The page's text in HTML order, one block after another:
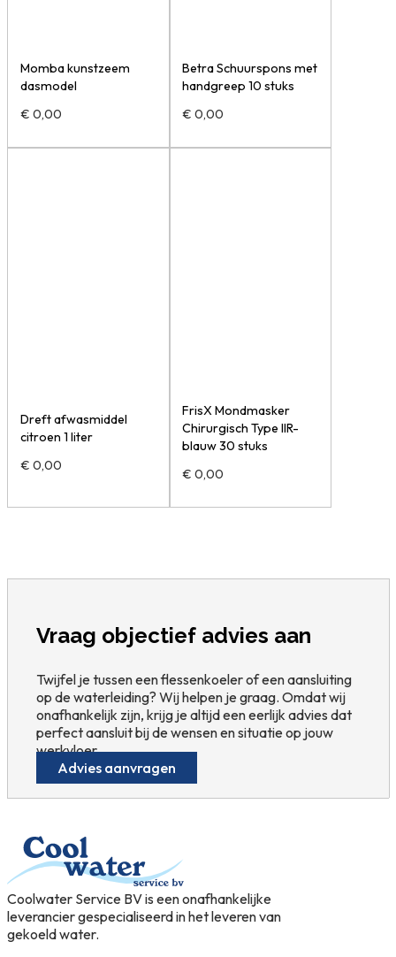
Momba kunstzeem
dasmodel
€ 0,00
Betra Schuurspons met
handgreep 10 stuks
€ 0,00
Dreft afwasmiddel
citroen 1 liter
€ 0,00
FrisX Mondmasker
Chirurgisch Type IIR-
blauw 30 stuks
€ 0,00
Vraag objectief advies aan
Twijfel je tussen een flessenkoeler of een aansluiting
op de waterleiding? Wij helpen je graag. Omdat wij
onafhankelijk zijn, krijg je altijd een eerlijk advies dat
perfect aansluit bij de wensen en situatie op jouw
werkvloer.
Advies aanvragen
Coolwater Service BV is een onafhankelijke
leverancier gespecialiseerd in het leveren van
gekoeld water.